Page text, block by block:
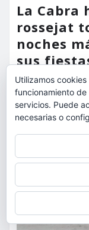
La
rossejat
noches
sus
torrent al
Utilizamos
funcionamiento
servicios. Puede
necesarias o
Para obtener más